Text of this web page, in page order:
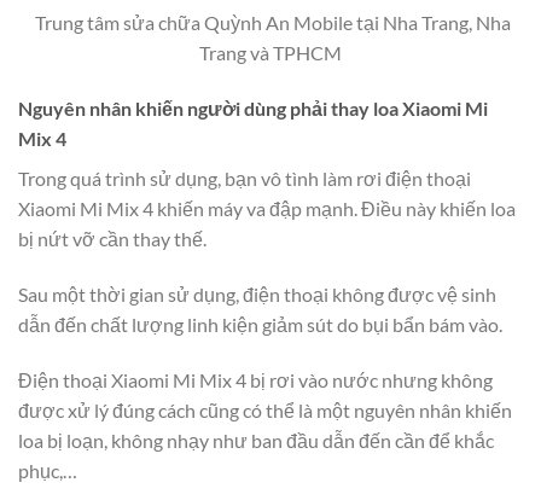
Trung tâm sửa chữa Quỳnh An Mobile tại Nha Trang, Nha
Trang và TPHCM
Nguyên nhân khiến người dùng phải thay loa Xiaomi Mi
Mix 4
Trong quá trình sử dụng, bạn vô tình làm rơi điện thoại
Xiaomi Mi Mix 4 khiến máy va đập mạnh. Điều này khiến loa
bị nứt vỡ cần thay thế.
Sau một thời gian sử dụng, điện thoại không được vệ sinh
dẫn đến chất lượng linh kiện giảm sút do bụi bẩn bám vào.
Điện thoại Xiaomi Mi Mix 4 bị rơi vào nước nhưng không
được xử lý đúng cách cũng có thể là một nguyên nhân khiến
loa bị loạn, không nhạy như ban đầu dẫn đến cần để khắc
phục,…